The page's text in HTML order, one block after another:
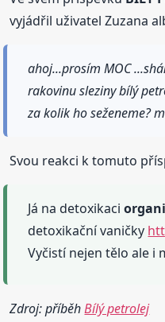
vyjádřil uživatel Zuzana
ahoj...prosím MOC
rakovinu sleziny bílý
za kolik ho seženeme?
Svou reakci k tomuto
Já na detoxikaci
detoxikační vaničky
Vyčistí nejen tělo ale i
Zdroj: příběhBílý petrolej